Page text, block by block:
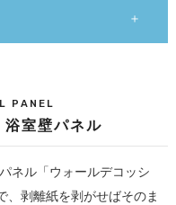
PANEL
室壁パネル
ネル「ウォールデコッシ
、剥離紙を剥がせばそのま